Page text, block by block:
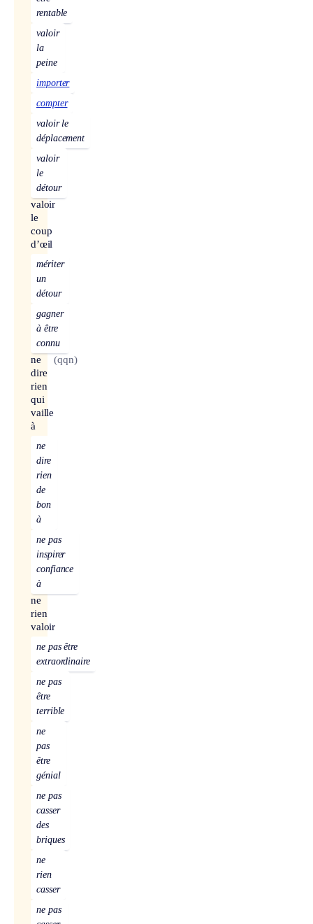
rentable
valoir
la
peine
importer
compter
valoir le
déplacement
valoir
le
détour
valoir
le
coup
d’œil
mériter
un
détour
gagner
à être
connu
ne
dire
rien
qui
vaille
à
(qqn)
ne
dire
rien
de
bon
à
ne pas
inspirer
confiance
à
ne
rien
valoir
ne pas être
extraordinaire
ne pas
être
terrible
ne
pas
être
génial
ne pas
casser
des
briques
ne
rien
casser
ne pas